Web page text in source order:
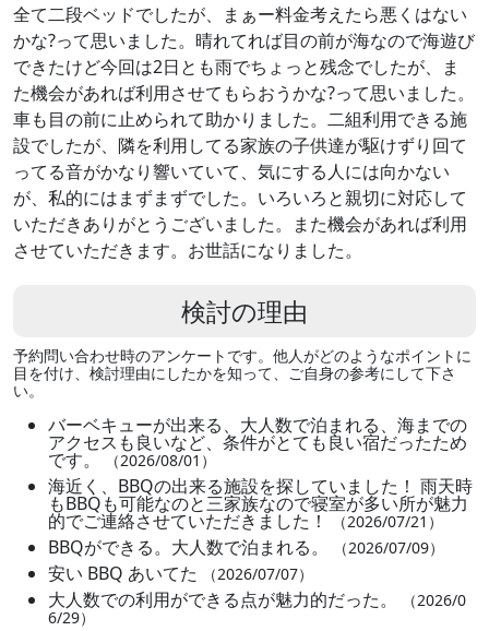
全て二段ベッドでしたが、まぁー料金考えたら悪くはない
かな?って思いました。晴れてれば目の前が海なので海遊び
できたけど今回は2日とも雨でちょっと残念でしたが、ま
た機会があれば利用させてもらおうかな?って思いました。
車も目の前に止められて助かりました。二組利用できる施
設でしたが、隣を利用してる家族の子供達が駆けずり回て
ってる音がかなり響いていて、気にする人には向かない
が、私的にはまずまずでした。いろいろと親切に対応して
いただきありがとうございました。また機会があれば利用
させていただきます。お世話になりました。
検討の理由
予約問い合わせ時のアンケートです。他人がどのようなポイントに
目を付け、検討理由にしたかを知って、ご自身の参考にして下さ
い。
バーベキューが出来る、大人数で泊まれる、海までの
アクセスも良いなど、条件がとても良い宿だったため
です。 （2026/08/01）
海近く、BBQの出来る施設を探していました！ 雨天時
もBBQも可能なのと三家族なので寝室が多い所が魅力
的でご連絡させていただきました！ （2026/07/21）
BBQができる。大人数で泊まれる。 （2026/07/09）
安い BBQ あいてた （2026/07/07）
大人数での利用ができる点が魅力的だった。
（2026/0
6/29）